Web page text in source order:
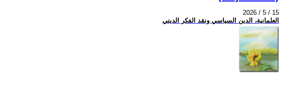
2026 / 5 / 15
العلمانية، الدين السياسي ونقد الفكر الديني